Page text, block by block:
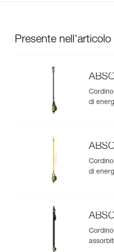
Presente nell'articolo
di
di